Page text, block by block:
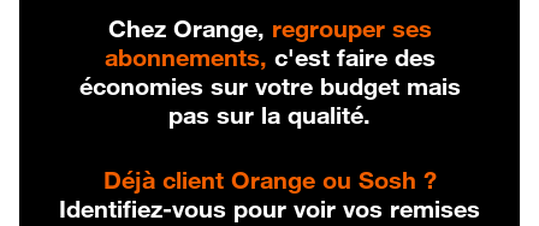
Chez Orange, regrouper ses
abonnements, c'est faire des
économies sur votre budget mais
pas sur la qualité.
Déjà client Orange ou Sosh ?
Identifiez-vous pour voir vos remises